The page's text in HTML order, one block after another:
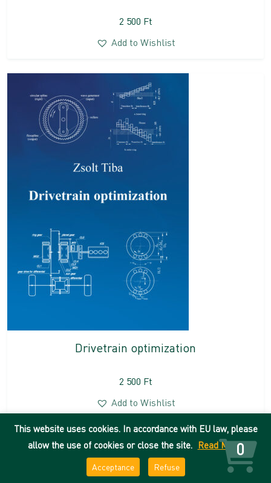
2 500 Ft
Add to Wishlist
Drivetrain optimization
2 500 Ft
Add to Wishlist
DEENK
University of Debrecen
Imprint
This website uses cookies. In accordance with EU law, please
allow the use of cookies or close the site. Read More
Acceptance Refuse
0